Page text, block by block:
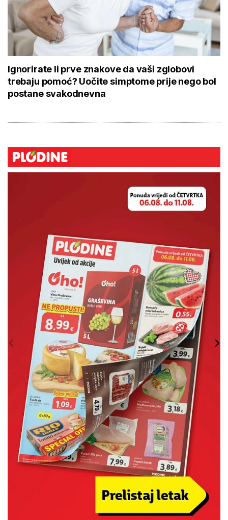
Ignorirate li prve znakove da vaši zglobovi
trebaju pomoć? Uočite simptome prije nego bol
postane svakodnevna